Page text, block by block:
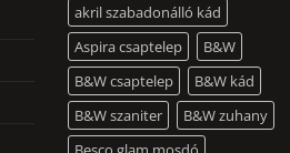
akril szabadonálló kád
Aspira csaptelep
B&W
B&W csaptelep
B&W kád
B&W szaniter
B&W zuhany